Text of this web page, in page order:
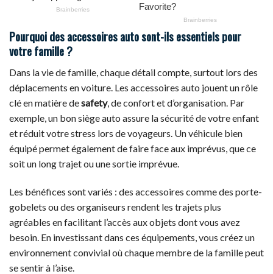
Pourquoi des accessoires auto sont-ils essentiels pour
votre famille ?
Dans la vie de famille, chaque détail compte, surtout lors des
déplacements en voiture. Les accessoires auto jouent un rôle
clé en matière desafety, de confort et d’organisation. Par
exemple, un bon siège auto assure la sécurité de votre enfant
et réduit votre stress lors de voyageurs. Un véhicule bien
équipé permet également de faire face aux imprévus, que ce
soit un long trajet ou une sortie imprévue.
Les bénéfices sont variés : des accessoires comme des porte-
gobelets ou des organiseurs rendent les trajets plus
agréables en facilitant l’accès aux objets dont vous avez
besoin. En investissant dans ces équipements, vous créez un
environnement convivial où chaque membre de la famille peut
se sentir à l’aise.